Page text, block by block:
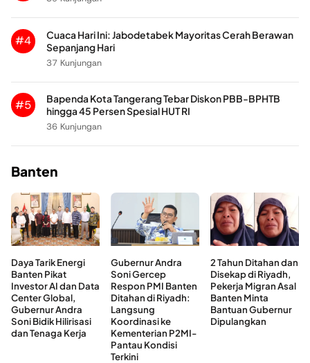
#4
Cuaca Hari Ini: Jabodetabek Mayoritas Cerah Berawan
Sepanjang Hari
37 Kunjungan
#5
Bapenda Kota Tangerang Tebar Diskon PBB-BPHTB
hingga 45 Persen Spesial HUT RI
36 Kunjungan
Banten
Daya Tarik Energi
Banten Pikat
Investor AI dan Data
Center Global,
Gubernur Andra
Soni Bidik Hilirisasi
dan Tenaga Kerja
Gubernur Andra
Soni Gercep
Respon PMI Banten
Ditahan di Riyadh:
Langsung
Koordinasi ke
Kementerian P2MI-
Pantau Kondisi
Terkini
2 Tahun Ditahan dan
Disekap di Riyadh,
Pekerja Migran Asal
Banten Minta
Bantuan Gubernur
Dipulangkan